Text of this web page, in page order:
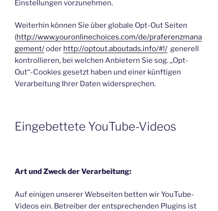
Einstellungen vorzunehmen.
Weiterhin können Sie über globale Opt-Out Seiten
(http://www.youronlinechoices.com/de/praferenzmana
gement/oder http://optout.aboutads.info/#!/ generell
kontrollieren, bei welchen Anbietern Sie sog. „Opt-
Out“-Cookies gesetzt haben und einer künftigen
Verarbeitung Ihrer Daten widersprechen.
Eingebettete YouTube-Videos
Art und Zweck der Verarbeitung:
Auf einigen unserer Webseiten betten wir YouTube-
Videos ein. Betreiber der entsprechenden Plugins ist